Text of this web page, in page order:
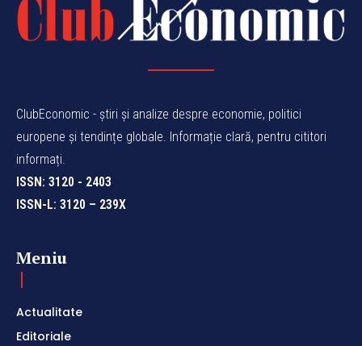
ClubEconomic - știri și analize despre economie, politici
europene și tendințe globale. Informație clară, pentru cititori
informați.
ISSN: 3120 - 2403
ISSN-L: 3120 – 239X
Meniu
Actualitate
Editoriale